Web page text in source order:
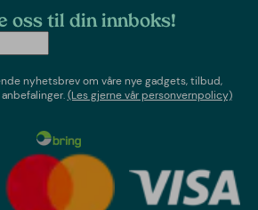
oss til din innboks!
nyhetsbrev om våre nye gadgets, tilbud,
(Les gjerne vår personvernpolicy)